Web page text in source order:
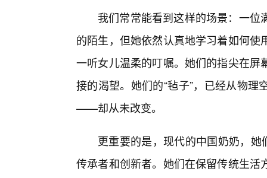
我们常常能看到这样的场景：一
的陌生，但她依然认真地学习着如何
一听女儿温柔的叮嘱。她们的指尖在
接的渴望。她们的“毡子”，已经从物
——却从未改变。
更重要的是，现代的中国奶奶，她
传承者和创新者。她们在保留传统生